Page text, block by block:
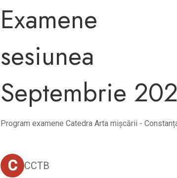
Examene
sesiunea
Septembrie
Program examene Catedra Arta mișcării -
C CCTB